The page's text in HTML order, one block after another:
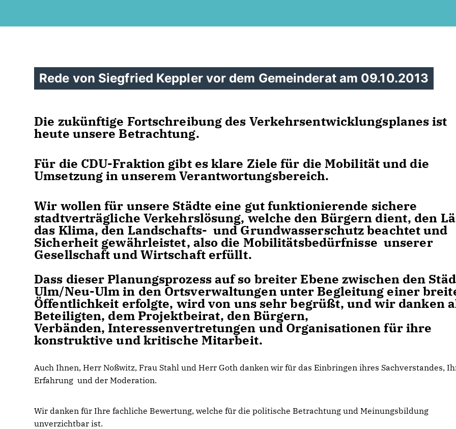
Rede von Siegfried Keppler vor dem Gemeinderat am 09.10.2013
Die zukünftige Fortschreibung des Verkehrsentwicklungsplanes ist
heute unsere Betrachtung.
Für die CDU-Fraktion gibt es klare Ziele für die Mobilität und die
Umsetzung in unserem Verantwortungsbereich.
Wir wollen für unsere Städte eine gut funktionierende sichere
stadtverträgliche Verkehrslösung, welche den Bürgern dient, den
das Klima, den Landschafts- und Grundwasserschutz beachtet und
Sicherheit gewährleistet, also die Mobilitätsbedürfnisse unserer
Gesellschaft und Wirtschaft erfüllt.
Dass dieser Planungsprozess auf so breiter Ebene zwischen den
Ulm/Neu-Ulm in den Ortsverwaltungen unter Begleitung einer
Öffentlichkeit erfolgte, wird von uns sehr begrüßt, und wir danken
Beteiligten, dem Projektbeirat, den Bürgern,
Verbänden, Interessenvertretungen und Organisationen für ihre
konstruktive und kritische Mitarbeit.
Auch Ihnen, Herr Noßwitz, Frau Stahl und Herr Goth danken wir für das Einbringen ihres Sachverstandes,
Erfahrung und der Moderation.
Wir danken für Ihre fachliche Bewertung, welche für die politische Betrachtung und Meinungsbildung
unverzichtbar ist.